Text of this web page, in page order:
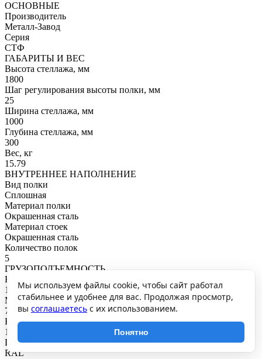
ОСНОВНЫЕ
Производитель
Металл-Завод
Серия
СТФ
ГАБАРИТЫ И ВЕС
Высота стеллажа, мм
1800
Шаг регулирования высоты полки, мм
25
Ширина стеллажа, мм
1000
Глубина стеллажа, мм
300
Вес, кг
15.79
ВНУТРЕННЕЕ НАПОЛНЕНИЕ
Вид полки
Сплошная
Материал полки
Окрашенная сталь
Материал стоек
Окрашенная сталь
Количество полок
5
ГРУЗОПОДЪЕМНОСТЬ
Нагрузка на полку, кг
145
Максимальная общая нагрузка, кг
725
Нагрузка на секцию, кг
1000
ПОКРЫТИЕ И ЦВЕТ
RAL
Мы используем файлы cookie, чтобы сайт работал
стабильнее и удобнее для вас. Продолжая просмотр,
вы соглашаетесь с их использованием.
Понятно